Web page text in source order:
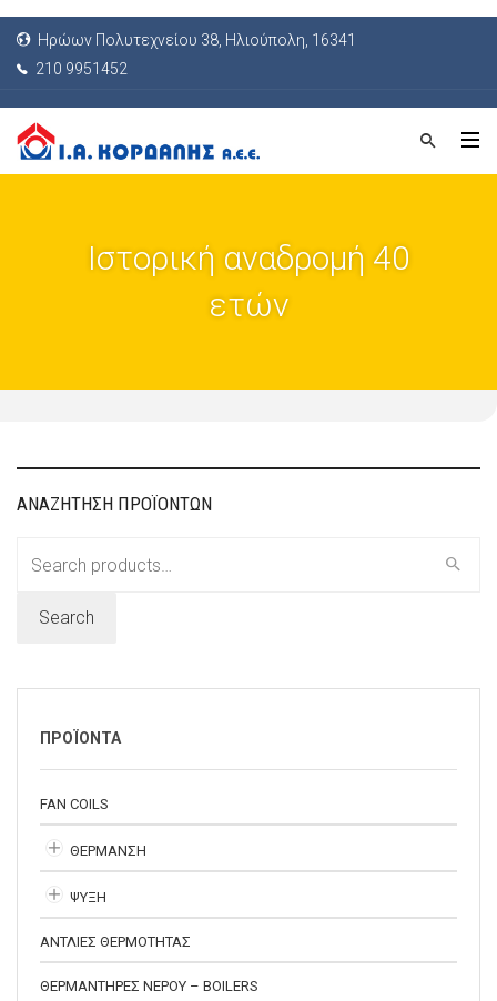
Ηρώων Πολυτεχνείου 38, Ηλιούπολη, 16341
210 9951452
Ιστορική αναδρομή 40
ετών
ΑΝΑΖΗΤΗΣΗ ΠΡΟΪΟΝΤΩΝ
Search
ΠΡΟΪΟΝΤΑ
FAN COILS
ΘΕΡΜΑΝΣΗ
ΨΥΞΗ
ΑΝΤΛΙΕΣ ΘΕΡΜΟΤΗΤΑΣ
ΘΕΡΜΑΝΤΗΡΕΣ ΝΕΡΟΥ – BOILERS